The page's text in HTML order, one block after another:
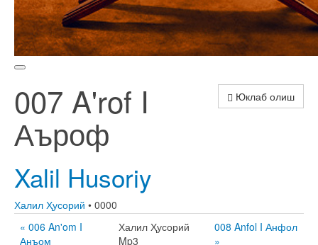
Юклаб олиш
007 A'rof I
Аъроф
Xalil Husoriy
Халил Ҳусорий • 0000
« 006 An'om I
Анъом
Халил Ҳусорий
Mp3
008 Anfol I Анфол
»